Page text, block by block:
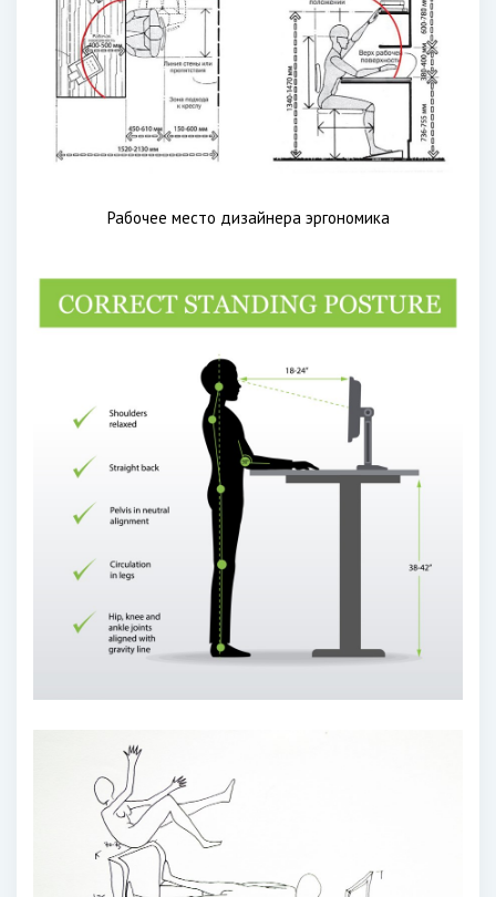
Рабочее место дизайнера эргономика